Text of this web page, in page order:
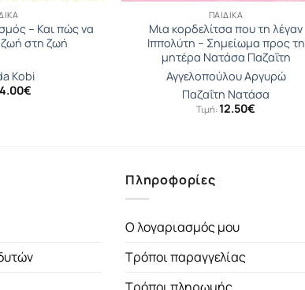
– Και πώς να
στη ζωή
Kobi
€
ΠΑΙΔΙΚΆ
Μια κορδελίτσα που τη λέγαν
Ιππολύτη – Σημείωμα προς τη
μητέρα Νατάσα Παζαΐτη
Αγγελοπούλου Αργυρώ
Παζαΐτη Νατάσα
Τιμή:12.50€
Πληροφορίες
Ο λογαριασμός μου
Τρόποι παραγγελίας